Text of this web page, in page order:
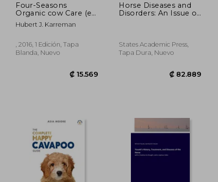
Four-Seasons
Organic cow Care (en
Inglés)
Hubert J. Karreman
, 2016, 1 Edición, Tapa
Blanda, Nuevo
Horse Diseases and
Disorders: An Issue of
States Academic Press,
Tapa Dura, Nuevo